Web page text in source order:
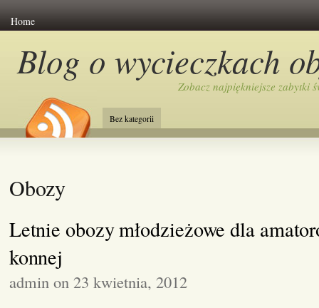
Home
Blog o wycieczkach
Zobacz najpiękniejsze zabytki
Bez kategorii
Obozy
Letnie obozy młodzieżowe dla
konnej
admin on 23 kwietnia, 2012